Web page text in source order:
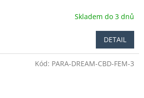
Skladem do 3 dnů
DETAIL
Kód: PARA-DREAM-CBD-FEM-3